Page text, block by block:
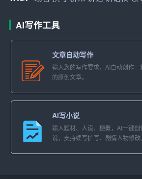
三、观点鲜明、逻辑清晰
好的领导讲话稿要观点鲜明，让人一
和主张。同时，逻辑清晰，论述有力
理解和支持领导的观点。在论述过程
实、数据和典型案例进行佐证，增强
四、贴近实际、贴近群众、贴近生活
领导讲话稿要贴近实际，针对实际工
盾，提出切实可行的解决办法。同时
群众关心的问题，反映群众意愿，使
AI写作工具
文章自动写作
输入您的写作要求，AI自动创作一
的原创文章。
AI写小说
输入题材、人设、梗概，AI一键创
说，支持续写扩写、剧情人物修改。